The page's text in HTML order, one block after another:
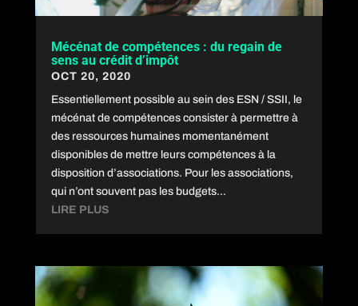
Mécénat de compétences : du regain de
sens au crédit d’impôt
OCT 20, 2020
Essentiellement possible au sein des ESN / SSII, le
mécénat de compétences consister à permettre à
des ressources humaines momentanément
disponibles de mettre leurs compétences à la
disposition d’associations. Pour les associations,
qui n’ont souvent pas les budgets...
LIRE PLUS